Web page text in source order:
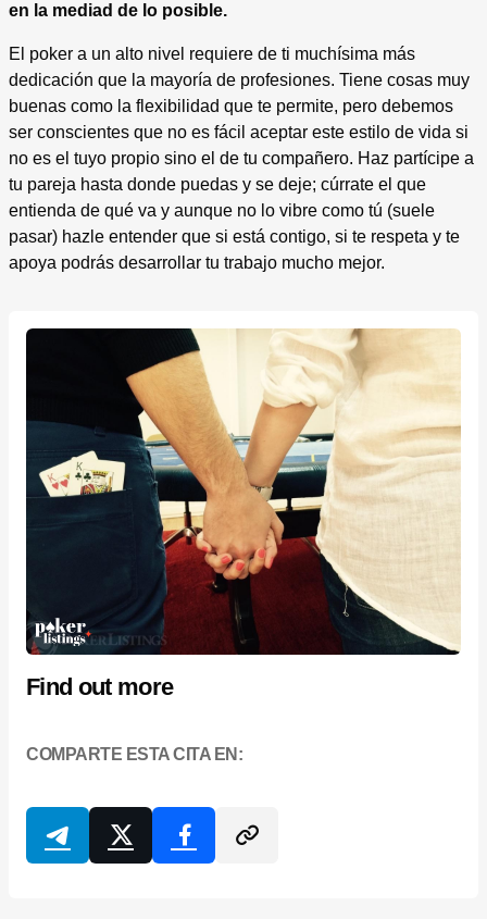
en la mediad de lo posible.
El poker a un alto nivel requiere de ti muchísima más
dedicación que la mayoría de profesiones. Tiene cosas muy
buenas como la flexibilidad que te permite, pero debemos
ser conscientes que no es fácil aceptar este estilo de vida si
no es el tuyo propio sino el de tu compañero. Haz partícipe a
tu pareja hasta donde puedas y se deje; cúrrate el que
entienda de qué va y aunque no lo vibre como tú (suele
pasar) hazle entender que si está contigo, si te respeta y te
apoya podrás desarrollar tu trabajo mucho mejor.
Find out more
COMPARTE ESTA CITA EN: